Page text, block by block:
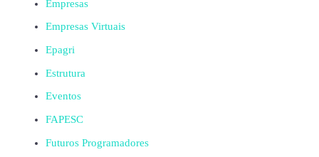
Empresas
Empresas Virtuais
Epagri
Estrutura
Eventos
FAPESC
Futuros Programadores